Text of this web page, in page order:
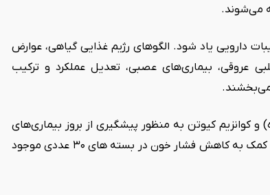
می‌شوند.
دارویی یاد شود. الگوهای رژیم غذایی گیاهی، عوارض
عروقی، بیماری‌های عصبی، تعدیل عملکرد و ترکیب
می‌بخشند.
کوانزیم کیوتن به منظور پیشگیری از بروز بیماری‌های
قلبی-عروقی، کمک به کاهش سطح کلسترول خون و کمک به کاهش فشار خون در بسته های ۳۰ عددی موجود